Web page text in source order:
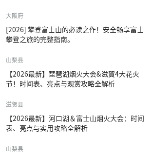
大阪府
[2026] 攀登富士山的必读之作！安全畅享富士
攀登之旅的完整指南。
山梨县
【2026最新】琵琶湖烟火大会&滋賀4大花火
节！时间表、亮点与观赏攻略全解析
滋贺县
【2026最新】河口湖＆富士山烟火大会：时间
表、亮点与实用攻略全解析
山梨县